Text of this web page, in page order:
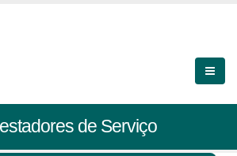
de Serviço